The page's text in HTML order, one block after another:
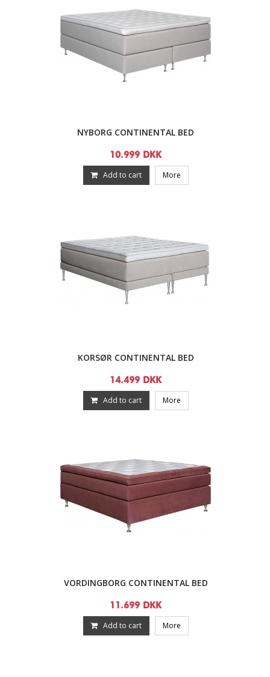
NYBORG CONTINENTAL BED
10.999 DKK
Add to cart More
KORSØR CONTINENTAL BED
14.499 DKK
Add to cart More
VORDINGBORG CONTINENTAL BED
11.699 DKK
Add to cart More